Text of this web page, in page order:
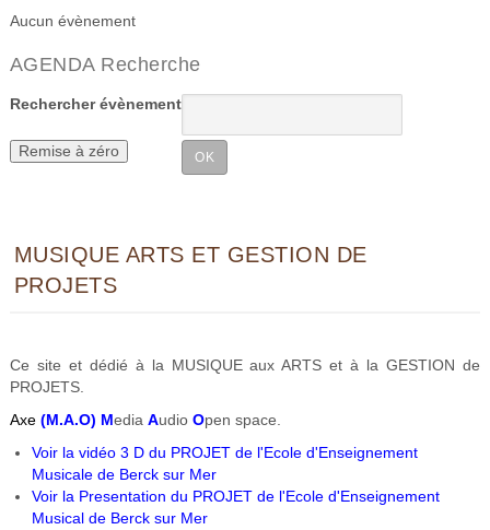
Aucun évènement
AGENDA Recherche
Rechercher évènement
MUSIQUE ARTS ET GESTION DE
PROJETS
Ce site et dédié à la MUSIQUE aux ARTS et à la GESTION de
PROJETS.
Axe (M.A.O) M edia Audio Open space.
Voir la vidéo 3 D du PROJET de l'Ecole d'Enseignement
Musicale de Berck sur Mer
Voir la Presentation du PROJET de l'Ecole d'Enseignement
Musical de Berck sur Mer